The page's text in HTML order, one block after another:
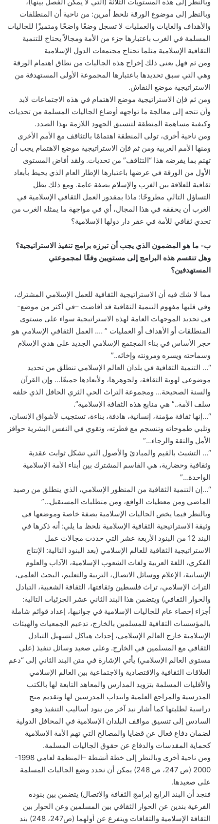
وبالنظر إلى موضوع الورقة نلحظ أمرين: من ناحية أن المنطلقات
والأهداف والغايات والعمليات لا تسجل وضعًا واضحًا ومتميزًا للجاليات
المسلمة في الغرب باعتبارها جزء من الأمة ومجالاً يحتاج للتنمية
الثقافية الإسلامية مثلما تحتاج مجتمعات الدول الإسلامية
ومن ثم فهل يعني ذلك إخراج هذه الجاليات من نطاق اهتمام الورقة
وهي التي سبق تحديدها باعتبارها المجموعة الأولى المستهدفة من
الاستراتيجية موضع النقاش.
ومن ثم فإن الاستراتيجية موضع الاهتمام في هذه الاجتماعات لابد
وأن تتجه إلى معالجة ما تواجهه أوضاع الجاليات المسلمة من تحديات
وكيفية مساهمة المنطقة لتنسيق الجهود اللازمة بهذا الصدد.
ومن ناحية أخرى، تولى المنطقة اهتمامًا بالتثاقف مع الأمم الأخرى
ومنها الأمم الغربية ومن ثم فإن الاستراتيجية موضع الاهتمام يجب أن
تهتم بما يفرضه هذا “التثاقف” من تحديات. ولقد أفاض المستوى
الأول من الورقة في عرضها باعتبارها الإطار العام الذي يحيط بأبعاد
ثقافية للعلاقة بين الغرب والإسلام بصفة عامة. ومع ذلك يظل
التساؤل التالي مطروحًا: ماذا بمقدور العمل الثقافي الإسلامية في
الغرب أن يحققه في هذا المجال، أي في مواجهة ما يمثله الغرب من
تحدي ثقافي للأمة في عقر دار دولها الإسلامية؟
ب- ما هو المضمون الذي يجب أن تبرزه برامج تنفيذ الاستراتيجية؟
وهل تنقسم هذه البرامج إلى مستويين وفقًا لمجموعتي
المستهدفين؟
مما لا شك فيه أن الاستراتيجية الثقافية للعمل الإسلامي المشترك،
وفي قلبها مفهوم التنمية الثقافية قد أفاضت –في أكثر من موضع-
في تحديد الموجهات العامة لهذه الاستراتيجية سواء على مستوى
المنطلقات أو الأهداف أو العمليات ” …. العمل الثقافي الإسلامي هو
حجر الأساس في بناء المجتمع الإسلامي الجديد على هدي الإسلام
وسماحته ويسره ومرونته وإخائه..”
“… التنمية الثقافية في بلدان العالم الإسلامي تنطلق من تحديد
موضوعي لهوية الثقافة، ولجوهرها، ولأبعادها جميعًا… وإن القرآن
والسنة الصحيحة… ومجموعة التراث الحي الثري الحافل الذي خلفه
سلف الأمة..” هي منابع هذه الثقافة الإسلامية”.
“…إنها ثقافة مؤمنة، إنسانية، هادفة، بناءة، تستجيب لأشواق الإنسان،
وتلبي طموحاته وتنسجم مع فطرته، وتقوي في النفس البشرية حوافز
الأمل والثقة والرجاء…”
“… التشبث بالقيم والمبادئ والأصول التي تشكل ثوابت عقدية
وثقافية وحضارية، هي القاسم المشترك بين أبناء الأمة الإسلامية
الواحدة…”
“…إن التنمية الثقافية من المنظور الإسلامي، الذي ينطلق من رصيد
الماضي ومن معطيات الواقع، ومن متطلبات المستقبل…”
وبالنظر فيما يخص الجاليات الإسلامية بصفة خاصة وموضعها في
وثيقة الاستراتيجية الثقافية الإسلامية نلحظ ما يلي: أنه ذكرها في
البند 12 من البنود الأربعة عشر التي حددت مجالات عمل
الاستراتيجية الثقافية للعالم الإسلامي (بعد البنود التالية: الإنتاج
الفكري، اللغة العربية ولغات الشعوب الإسلامية، الآداب والعلوم
الإنسانية، الإعلام ووسائل الاتصال، التربية والتعليم، البحث العلمي،
التراث الإسلامي، تراث فلسطين وثقافتها، الثقافة الشعبية، التبادل
والحوار الثقافي) ويتضمن هذا البند الثاني عشر الجزئيات التالية:
أجزاء إحصاء عام للجاليات الإسلامية في جوانبها، إعداد قوائم شاملة
بالمؤسسات الثقافية للمسلمين بالخارج، تدعيم الجمعيات والهيئات
الإسلامية خارج العالم الإسلامي، إحداث هياكل لتسهيل التبادل
الثقافي مع المسلمين في الخارج. وعلى صعيد وسائل تنفيذ (على
مستوى العالم الإسلامي) يأتي الإشارة في متن البند الثاني إلى “دعم
العلاقات الثقافية والاقتصادية والاجتماعية بين العالم الإسلامي
والأقليات المسلمة بتزويد المدارس والمعاهد التابعة لها بالكتب
المدرسية والمراجع العلمية وانتداب المدرسين لها وتقديم منح
دراسية لطلبتها كما أشار نبد آخر من بنود أساليب التنفيذ وهو
السادس إلى تنسيق مواقف البلدان الإسلامية في المحافل الدولية
لضمان دفاع فعال عن قضايا والمصالح التي تهم الأمة الإسلامية
كحماية المقدسات والدفاع عن حقوق الجاليات المسلمة.
ومن ناحية أخرى وبالنظر إلى خطة أنشطة –المنظمة لعامي 1998-
2000 (ص 247، ص 248) يمكن أن نحدد وضع الجاليات المسلمة
على صعيدها.
فنجد أن البند الرابع (برامج الثقافة والاتصال) يتضمن بين بنوده
الفرعية بندين عن الحوار الثقافي بين المسلمين وعن الحوار بين
الثقافة الإسلامية والثقافات ويتفرع عن أولهما (ص247، 248) بند